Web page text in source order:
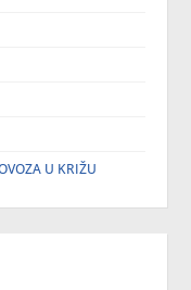
U KRIŽU